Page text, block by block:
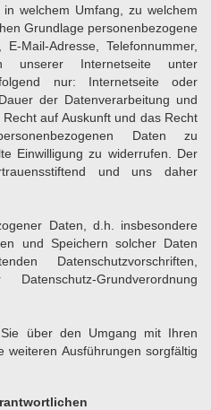
welchem Umfang, zu welchem
Grundlage personenbezogene
Mail-Adresse, Telefonnummer,
unserer Internetseite unter
nur: Internetseite oder
der Datenverarbeitung und
auf Auskunft und das Recht
Daten zu
Einwilligung zu widerrufen. Der
und uns daher
Daten, d.h. insbesondere
und Speichern solcher Daten
Datenschutzvorschriften,
Grundverordnung
über den Umgang mit Ihren
Ausführungen sorgfältig